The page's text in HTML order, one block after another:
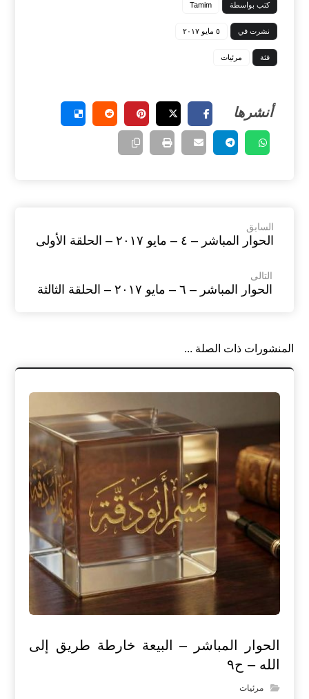
كتب بواسطة Tamim
نشرت في ٥ مايو ٢٠١٧
فئة مرئيات
السابق
الحوار المباشر – ٤ – مايو ٢٠١٧ – الحلقة الأولى
التالى
الحوار المباشر – ٦ – مايو ٢٠١٧ – الحلقة الثالثة
المنشورات ذات الصلة ...
الحوار المباشر – البيعة خارطة طريق إلى
الله – ح٩
مرئيات